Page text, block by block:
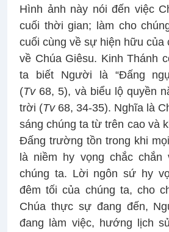
Hình ảnh này nói đến việc
cuối thời gian; làm cho
cuối cùng về sự hiện hữu của
về Chúa Giêsu. Kinh Thánh
ta biết Người là “Đấng
(Tv 68, 5), và biểu lộ quyền
trời (Tv 68, 34-35). Nghĩa là
sáng chúng ta từ trên cao và
Đấng trường tồn trong khi
là niềm hy vọng chắc
chúng ta. Lời ngôn sứ hy
đêm tối của chúng ta, cho
Chúa thực sự đang đến,
đang làm việc, hướng lịch